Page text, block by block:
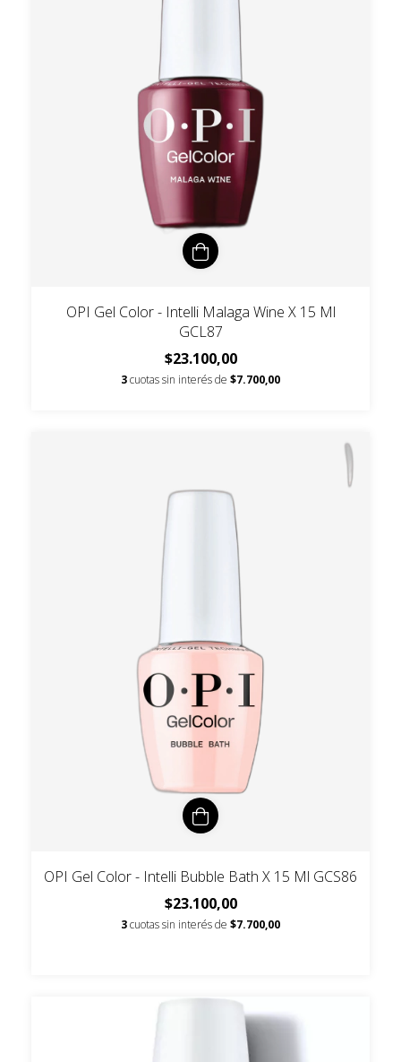
OPI Gel Color - Intelli Malaga Wine X 15 Ml
GCL87
$23.100,00
3cuotas sin interés de $7.700,00
OPI Gel Color - Intelli Bubble Bath X 15 Ml GCS86
$23.100,00
3cuotas sin interés de $7.700,00